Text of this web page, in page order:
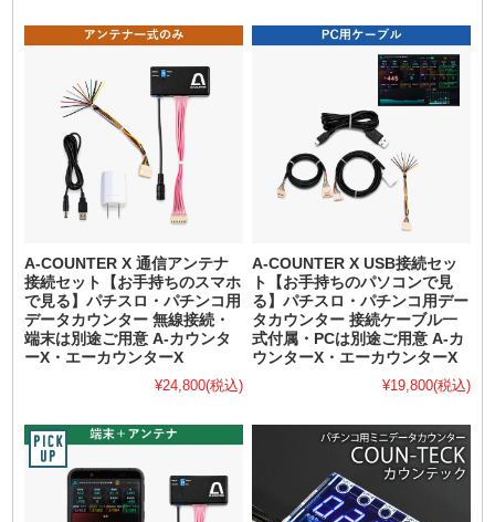
A-COUNTER X 通信アンテナ
接続セット【お手持ちのスマホ
で見る】パチスロ・パチンコ用
データカウンター 無線接続・
端末は別途ご用意 A-カウンタ
ーX・エーカウンターX
¥24,800(税込)
A-COUNTER X USB接続セッ
ト【お手持ちのパソコンで見
る】パチスロ・パチンコ用デー
タカウンター 接続ケーブル一
式付属・PCは別途ご用意 A-カ
ウンターX・エーカウンターX
¥19,800(税込)